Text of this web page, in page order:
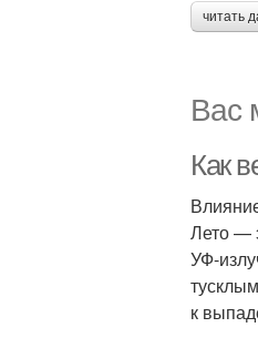
читать
Вас
Как
Лето —
УФ-
к